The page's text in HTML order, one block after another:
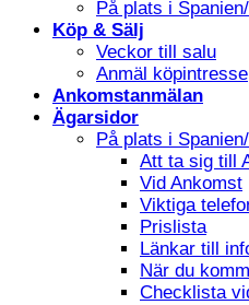
På plats i
Köp & Sälj
Veckor till salu
Anmäl köpintresse
Ankomstanmälan
Ägarsidor
På plats i
Att ta sig till
Vid Ankomst
Viktiga
Prislista
Länkar till
När du
Checklista